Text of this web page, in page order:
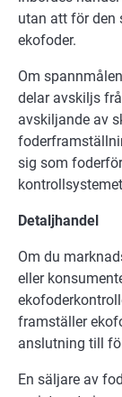
utan att för den
ekofoder.
Om
delar avskiljs
avskiljande av
sig som
Detaljhandel
Om du
eller
framställer
anslutning till
En säljare av